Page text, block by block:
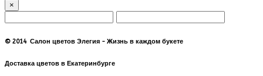
×
© 2014 Салон цветов Элегия - Жизнь в каждом букете
Доставка цветов в Екатеринбурге